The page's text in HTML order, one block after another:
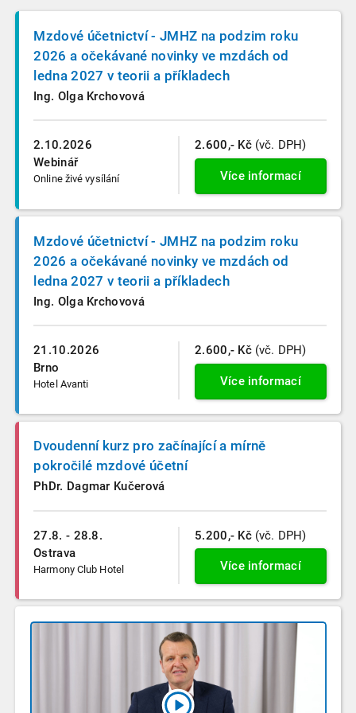
2.10.2026
Webinář
Online živé vysílání
Mzdové účetnictví - JMHZ na podzim roku
2026 a očekávané novinky ve mzdách od
ledna 2027 v teorii a příkladech
Ing. Olga Krchovová
2.600,- Kč (vč. DPH)
Více informací
21.10.2026
Brno
Hotel Avanti
Mzdové účetnictví - JMHZ na podzim roku
2026 a očekávané novinky ve mzdách od
ledna 2027 v teorii a příkladech
Ing. Olga Krchovová
2.600,- Kč (vč. DPH)
Více informací
27.8. - 28.8.
Ostrava
Harmony Club Hotel
Dvoudenní kurz pro začínající a mírně
pokročilé mzdové účetní
PhDr. Dagmar Kučerová
5.200,- Kč (vč. DPH)
Více informací